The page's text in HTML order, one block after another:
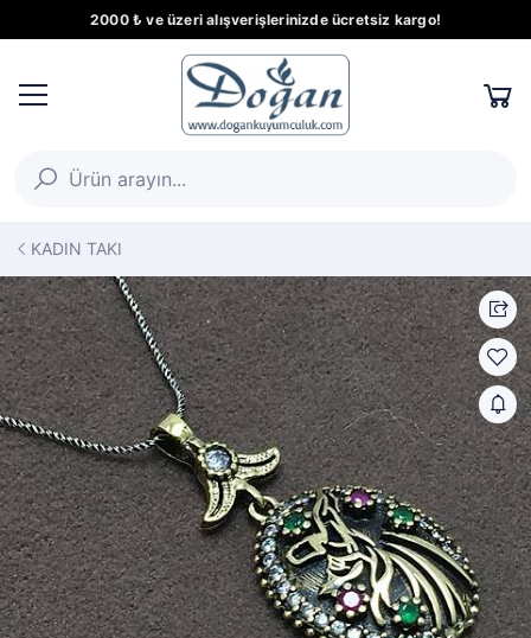
2000 ₺ ve üzeri alışverişlerinizde ücretsiz kargo!
KADIN TAKI